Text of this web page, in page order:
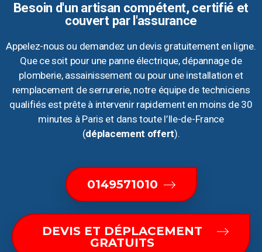
Besoin d'un artisan compétent, certifié et
couvert par l'assurance
Appelez-nous ou demandez un devis gratuitement en ligne.
Que ce soit pour une panne électrique, dépannage de
plomberie, assainissement ou pour une installation et
remplacement de serrurerie, notre équipe de techniciens
qualifiés est prête à intervenir rapidement en moins de 30
minutes à Paris et dans toute l’Ile-de-France
(déplacement offert).
0149571010
DEVIS ET DÉPLACEMENT
GRATUITS